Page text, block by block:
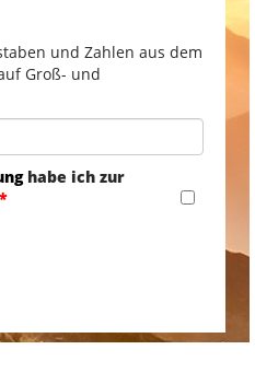
und Zahlen aus dem
Groß- und
habe ich zur